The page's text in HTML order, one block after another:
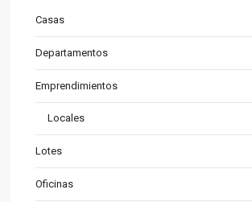
Casas
Departamentos
Emprendimientos
Locales
Lotes
Oficinas